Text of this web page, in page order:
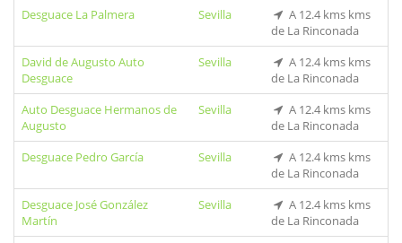
Desguace La Palmera
Sevilla
A 12.4 kms kms
de La Rinconada
David de Augusto Auto
Desguace
Sevilla
A 12.4 kms kms
de La Rinconada
Auto Desguace Hermanos de
Augusto
Sevilla
A 12.4 kms kms
de La Rinconada
Desguace Pedro García
Sevilla
A 12.4 kms kms
de La Rinconada
Desguace José González
Martín
Sevilla
A 12.4 kms kms
de La Rinconada